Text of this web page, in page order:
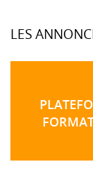
LES